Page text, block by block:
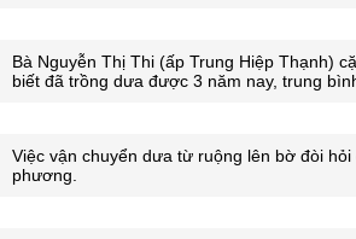
Bà Nguyễn Thị Thi (ấp Trung Hiệp Thạnh)
biết đã trồng dưa được 3 năm nay, trung
Việc vận chuyển dưa từ ruộng lên bờ đòi
phương.